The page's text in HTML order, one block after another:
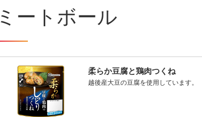
ミートボール
柔らか豆腐と鶏肉つくね
越後産大豆の豆腐を使用しています。